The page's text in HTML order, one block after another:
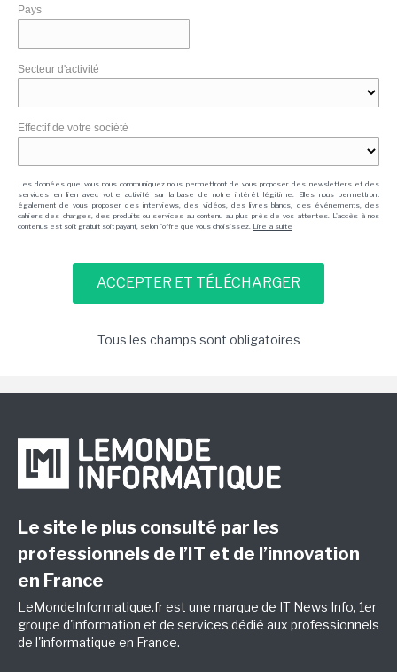
Pays
Secteur d'activité
Effectif de votre société
Les données que vous nous communiquez nous permettront de vous proposer des newsletters et des
services en lien avec votre activité sur la base de notre intérêt légitime. Elles nous permettront
également de vous proposer des interviews, des vidéos, des livres blancs, des événements, des
cahiers des charges, des produits ou services au contenu au plus près de vos attentes. L'accès à nos
contenus est soit gratuit soit payant, selon l'offre que vous choisissez. Lire la suite
Tous les champs sont obligatoires
Le site le plus consulté par les
professionnels de l’IT et de l’innovation
en France
LeMondeInformatique.fr est une marque de IT News Info, 1er
groupe d'information et de services dédié aux professionnels
de l'informatique en France.